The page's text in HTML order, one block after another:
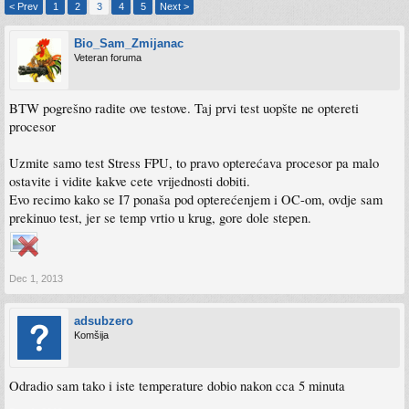
< Prev 1 2 3 4 5 Next >
Bio_Sam_Zmijanac
Veteran foruma
BTW pogrešno radite ove testove. Taj prvi test uopšte ne optereti
procesor
Uzmite samo test Stress FPU, to pravo opterećava procesor pa malo
ostavite i vidite kakve cete vrijednosti dobiti.
Evo recimo kako se I7 ponaša pod opterećenjem i OC-om, ovdje sam
prekinuo test, jer se temp vrtio u krug, gore dole stepen.
Dec 1, 2013
adsubzero
Komšija
Odradio sam tako i iste temperature dobio nakon cca 5 minuta